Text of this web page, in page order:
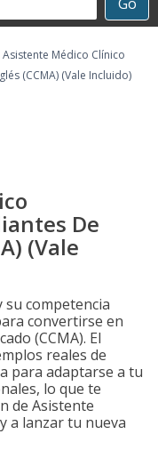
Asistente Médico Clínico
(CCMA) (Vale Incluido)
De
(Vale
competencia
convertirse en
(CCMA). El
reales de
para adaptarse a tu
lo que te
de Asistente
a lanzar tu nueva